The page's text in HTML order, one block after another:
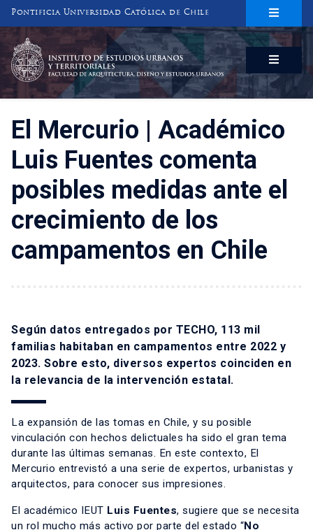
Pontificia Universidad Católica de Chile
INSTITUTO DE ESTUDIOS URBANOS
Y TERRITORIALES
FACULTAD DE ARQUITECTURA, DISEÑO Y ESTUDIOS URBANOS
El Mercurio | Académico
Luis Fuentes comenta
posibles medidas ante el
crecimiento de los
campamentos en Chile
Según datos entregados por TECHO, 113 mil
familias habitaban en campamentos entre 2022 y
2023. Sobre esto, diversos expertos coinciden en
la relevancia de la intervención estatal.
La expansión de las tomas en Chile, y su posible
vinculación con hechos delictuales ha sido el gran tema
durante las últimas semanas. En este contexto, El
Mercurio entrevistó a una serie de expertos, urbanistas y
arquitectos, para conocer sus impresiones.
El académico IEUT Luis Fuentes, sugiere que se necesita
un rol mucho más activo por parte del estado “No